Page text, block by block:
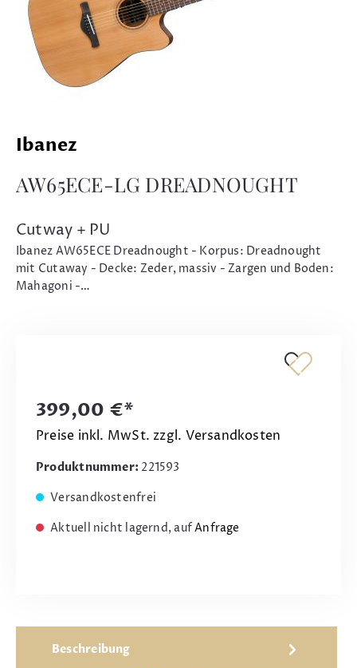
Ibanez
AW65ECE-LG DREADNOUGHT
Cutway + PU
Ibanez AW65ECE Dreadnought - Korpus: Dreadnought
mit Cutaway - Decke: Zeder, massiv - Zargen und Boden:
Mahagoni -…
399,00 €*
Preise inkl. MwSt. zzgl. Versandkosten
Produktnummer: 221593
Versandkostenfrei
Aktuell nicht lagernd, aufAnfrage
Beschreibung